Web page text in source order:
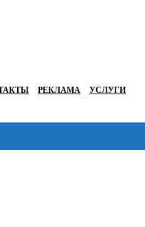
РЕКЛАМА УСЛУГИ